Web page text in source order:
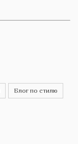
Блог по стилю